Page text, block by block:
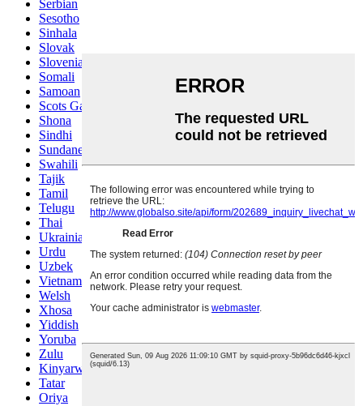
Serbian
Sesotho
Sinhala
Slovak
Slovenian
Somali
Samoan
Scots Gaelic
Shona
Sindhi
Sundanese
Swahili
Tajik
Tamil
Telugu
Thai
Ukrainian
Urdu
Uzbek
Vietnamese
Welsh
Xhosa
Yiddish
Yoruba
Zulu
Kinyarwanda
Tatar
Oriya